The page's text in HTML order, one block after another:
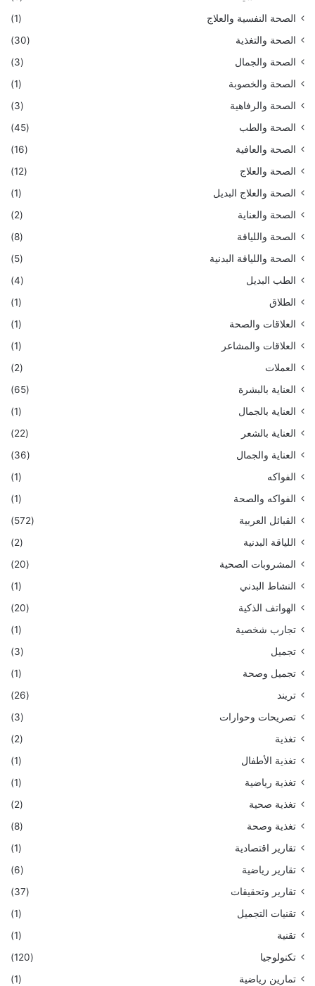
الصحة النفسية والعلاج
(1)
الصحة والتغذية
(30)
الصحة والجمال
(3)
الصحة والخصوبة
(1)
الصحة والرفاهية
(3)
الصحة والطب
(45)
الصحة والعافية
(16)
الصحة والعلاج
(12)
الصحة والعلاج البديل
(1)
الصحة والعناية
(2)
الصحة واللياقة
(8)
الصحة واللياقة البدنية
(5)
الطب البديل
(4)
الطلاق
(1)
العلاقات والصحة
(1)
العلاقات والمشاعر
(1)
العملات
(2)
العناية بالبشرة
(65)
العناية بالجمال
(1)
العناية بالشعر
(22)
العناية والجمال
(36)
الفواكه
(1)
الفواكه والصحة
(1)
القبائل العربية
(572)
اللياقة البدنية
(2)
المشروبات الصحية
(20)
النشاط البدني
(1)
الهواتف الذكية
(20)
تجارب شخصية
(1)
تجميل
(3)
تجميل وصحة
(1)
تريند
(26)
تصريحات وحوارات
(3)
تغذية
(2)
تغذية الأطفال
(1)
تغذية رياضية
(1)
تغذية صحية
(2)
تغذية وصحة
(8)
تقارير اقتصادية
(1)
تقارير رياضية
(6)
تقارير وتحقيقات
(37)
تقنيات التجميل
(1)
تقنية
(1)
تكنولوجيا
(120)
تمارين رياضية
(1)